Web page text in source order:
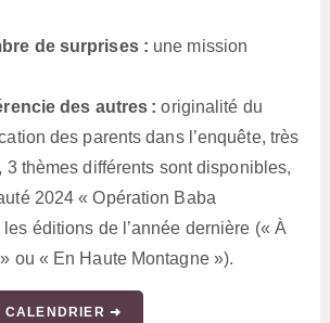
de surprises : une mission
des autres : originalité du
des parents dans l’enquête, très
3 thèmes différents sont disponibles,
2024 « Opération Baba
éditions de l’année dernière (« À
ou « En Haute Montagne »).
CALENDRIER ➜